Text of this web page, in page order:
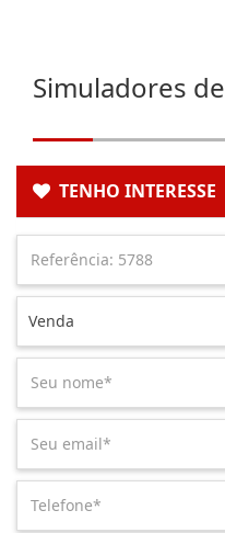
Simuladores de
TENHO INTERESSE
Venda